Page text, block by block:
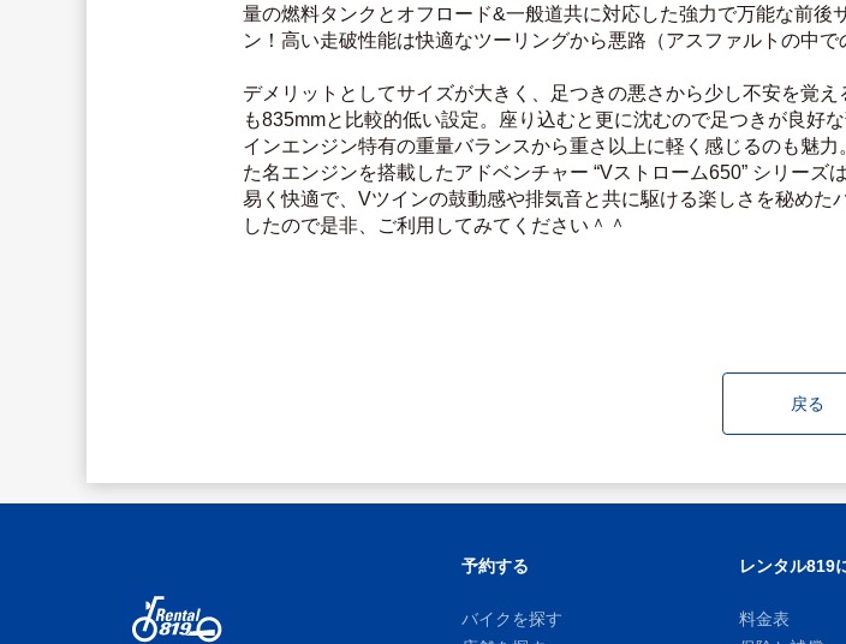
量の燃料タンクとオフロード&一般道共に対応した強力で万能な前
ン！高い走破性能は快適なツーリングから悪路（アスファルトの中で
デメリットとしてサイズが大きく、足つきの悪さから少し不安を覚
も835mmと比較的低い設定。座り込むと更に沈むので足つきが良好
インエンジン特有の重量バランスから重さ以上に軽く感じるのも魅
た名エンジンを搭載したアドベンチャー “Vストローム650” シリー
易く快適で、Vツインの鼓動感や排気音と共に駆ける楽しさを秘めた
したので是非、ご利用してみてください＾＾
戻る
予約する
バイクを探す
レンタル819
料金表